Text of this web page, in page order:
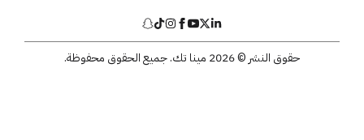
حقوق النشر © 2026 مينا تك. جميع الحقوق محفوظة.